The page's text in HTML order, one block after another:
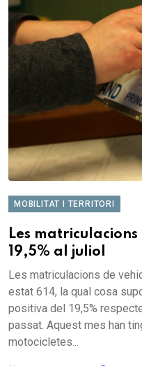
MOBILITAT I TERRITORI
Les
19,5% al juliol
Les matriculacions de
estat 614, la qual cosa
positiva del 19,5%
passat. Aquest mes han
motocicletes...